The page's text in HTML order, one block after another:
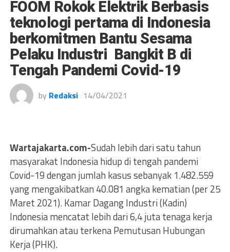
FOOM Rokok Elektrik Berbasis
teknologi pertama di Indonesia
berkomitmen Bantu Sesama
Pelaku Industri Bangkit B di
Tengah Pandemi Covid-19
by Redaksi 14/04/2021
Wartajakarta.com-Sudah lebih dari satu tahun
masyarakat Indonesia hidup di tengah pandemi
Covid-19 dengan jumlah kasus sebanyak 1.482.559
yang mengakibatkan 40.081 angka kematian (per 25
Maret 2021). Kamar Dagang Industri (Kadin)
Indonesia mencatat lebih dari 6,4 juta tenaga kerja
dirumahkan atau terkena Pemutusan Hubungan
Kerja (PHK).